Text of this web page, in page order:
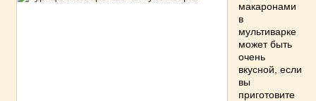
макаронами
в
мультиварке
может быть
очень
вкусной, если
вы
приготовите